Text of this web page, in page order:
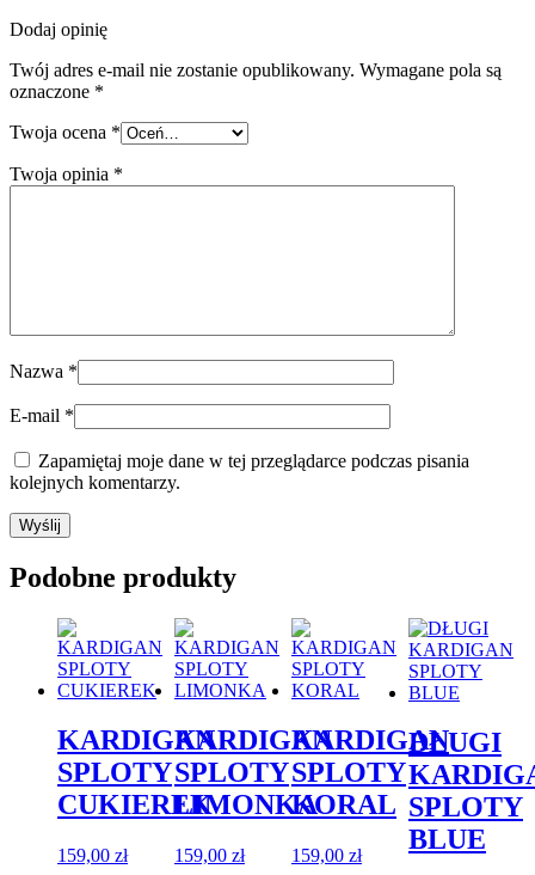
Dodaj opinię
Twój adres e-mail nie zostanie opublikowany. Wymagane pola są
oznaczone *
Twoja ocena *
Twoja opinia *
Nazwa *
E-mail *
Zapamiętaj moje dane w tej przeglądarce podczas pisania
kolejnych komentarzy.
Podobne produkty
KARDIGAN
SPLOTY
CUKIEREK
159,00 zł
KARDIGAN
SPLOTY
LIMONKA
159,00 zł
KARDIGAN
SPLOTY
KORAL
159,00 zł
DŁUGI
SPLOTY
BLUE